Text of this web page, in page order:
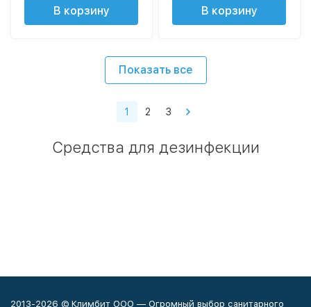
В корзину В корзину
Показать все
1 2 3
Средства для дезинфекции
2013-2026 © Климбит ООО — Огромный выбор санитарного